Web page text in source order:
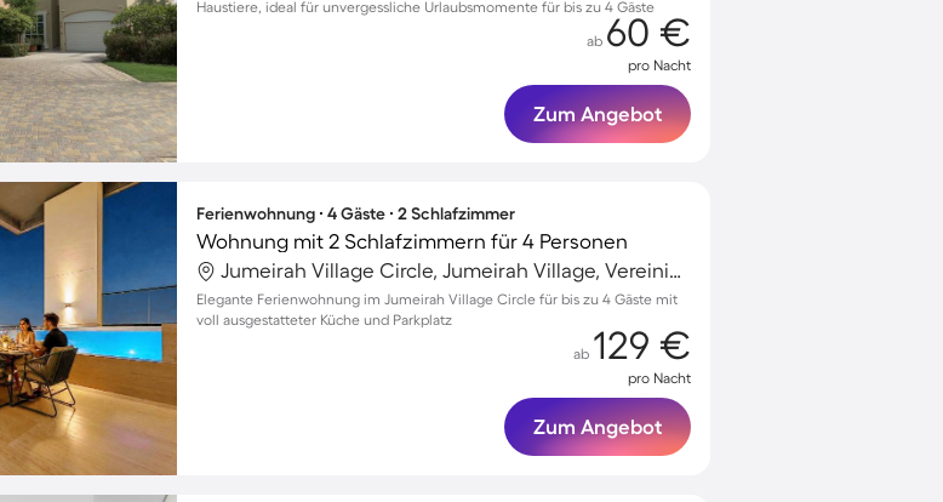
Haustiere, ideal für unvergessliche Urlaubsmomente für bis zu 4 Gäste
ab 60 €
pro Nacht
Zum Angebot
Ferienwohnung ∙ 4 Gäste ∙ 2 Schlafzimmer
Wohnung mit 2 Schlafzimmern für 4 Personen
Jumeirah Village Circle, Jumeirah Village, Vereinigte Arabische Emirate
Elegante Ferienwohnung im Jumeirah Village Circle für bis zu 4 Gäste mit
voll ausgestatteter Küche und Parkplatz
ab 129 €
pro Nacht
Zum Angebot